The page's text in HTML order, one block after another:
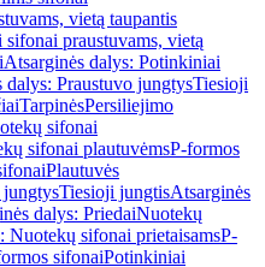
vietą taupantis
praustuvams, vietą
Atsarginės dalys: Potinkiniai
dalys: Praustuvo jungtysTiesioji
TarpinėsPersiliejimo
sifonai
sifonai plautuvėmsP-formos
Plautuvės
jungtysTiesioji jungtisAtsarginės
dalys: PriedaiNuotekų
Nuotekų sifonai prietaisamsP-
sifonaiPotinkiniai